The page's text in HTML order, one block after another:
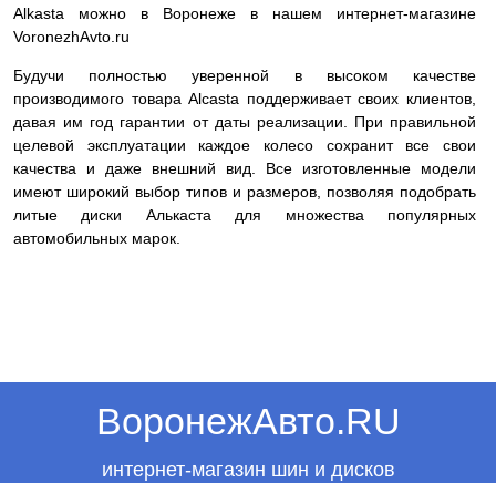
Alkasta можно в Воронеже в нашем интернет-магазине
VoronezhAvto.ru
Будучи полностью уверенной в высоком качестве
производимого товара Alcasta поддерживает своих клиентов,
давая им год гарантии от даты реализации. При правильной
целевой эксплуатации каждое колесо сохранит все свои
качества и даже внешний вид. Все изготовленные модели
имеют широкий выбор типов и размеров, позволяя подобрать
литые диски Алькаста для множества популярных
автомобильных марок.
ВоронежАвто.RU
интернет-магазин шин и дисков